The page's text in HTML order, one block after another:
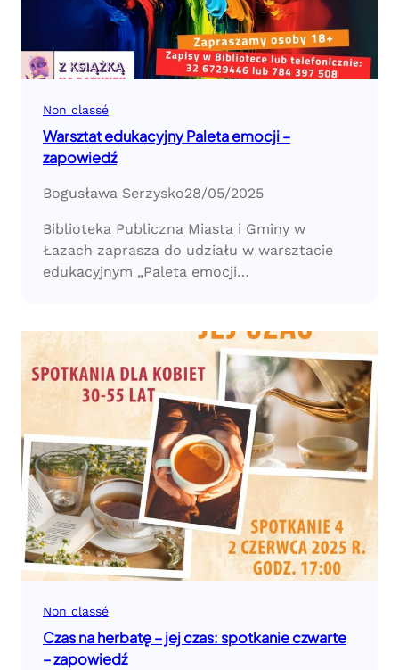
Non classé
Warsztat edukacyjny Paleta emocji –
zapowiedź
Bogusława Serzysko28/05/2025
Biblioteka Publiczna Miasta i Gminy w
Łazach zaprasza do udziału w warsztacie
edukacyjnym „Paleta emocji…
Non classé
Czas na herbatę – jej czas: spotkanie czwarte
– zapowiedź